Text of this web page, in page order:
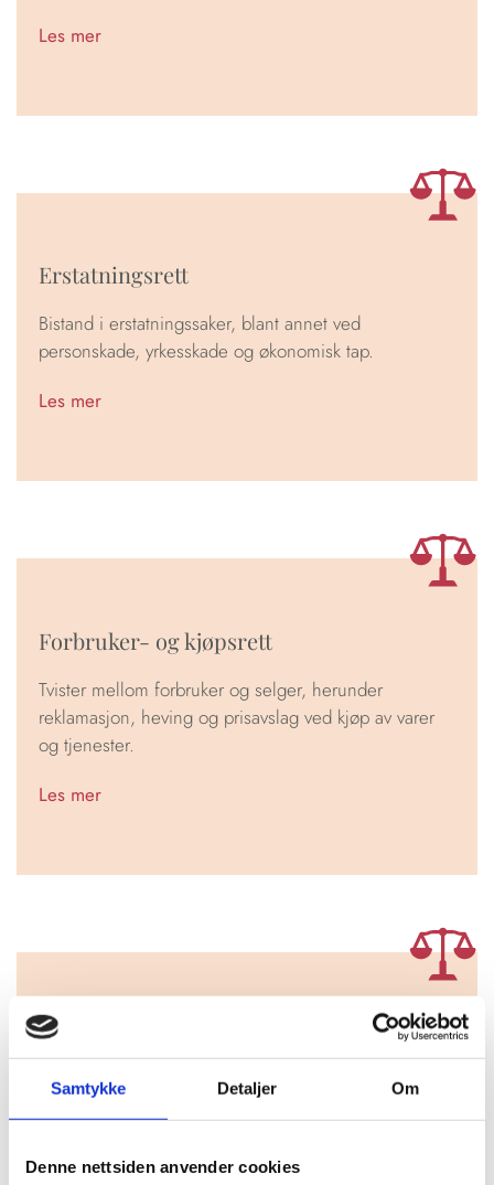
Samtykke Detaljer Om
Denne nettsiden anvender cookies
Les mer
Erstatningsrett
Bistand i erstatningssaker, blant annet ved
personskade, yrkesskade og økonomisk tap.
Les mer
Forbruker- og kjøpsrett
Tvister mellom forbruker og selger, herunder
reklamasjon, heving og prisavslag ved kjøp av varer
og tjenester.
Les mer
Forsvarer og bistandsadvokat
Forsvareroppdrag i straffesaker og bistand til
fornærmede som bistandsadvokat.
Les mer